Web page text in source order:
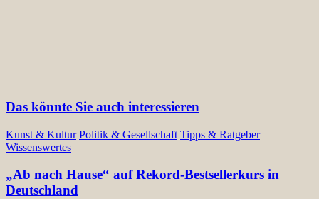
Das könnte Sie auch interessieren
Kunst & Kultur Politik & Gesellschaft Tipps & Ratgeber
Wissenswertes
„Ab nach Hause“ auf Rekord-Bestsellerkurs in
Deutschland